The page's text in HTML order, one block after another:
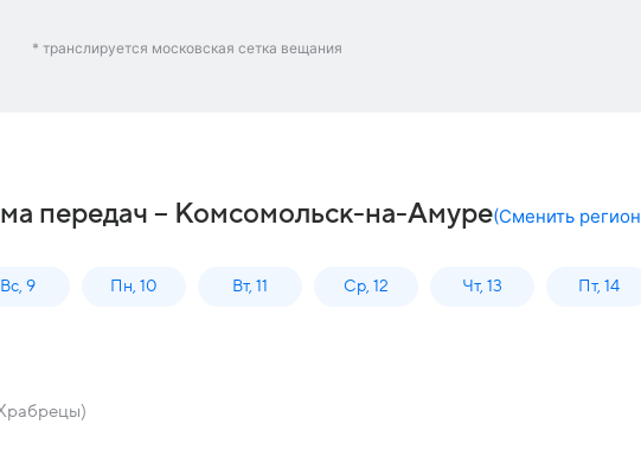
* транслируется московская сетка вещания
передач – Комсомольск-на-Амуре(Сменить регион
Вс, 9 Пн, 10 Вт, 11 Ср, 12 Чт, 13 Пт, 14